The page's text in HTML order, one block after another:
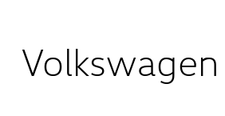
Volkswagen